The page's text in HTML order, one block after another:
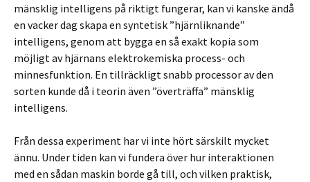
mänsklig intelligens på riktigt fungerar, kan vi kanske ändå
en vacker dag skapa en syntetisk ”hjärnliknande”
intelligens, genom att bygga en så exakt kopia som
möjligt av hjärnans elektrokemiska process- och
minnesfunktion. En tillräckligt snabb processor av den
sorten kunde då i teorin även ”överträffa” mänsklig
intelligens.
Från dessa experiment har vi inte hört särskilt mycket
ännu. Under tiden kan vi fundera över hur interaktionen
med en sådan maskin borde gå till, och vilken praktisk,